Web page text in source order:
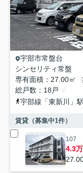
宇部市常盤台
シンセリティ常盤
専有面積
27.00㎡
総戸数
18戸
宇部線 「東新川 」
賃貸（募集中1件）
107
4.3